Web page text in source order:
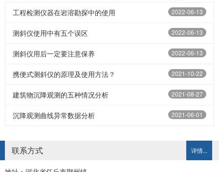
2022-06-13
工程检测仪器在岩溶勘探中的使用
2022-06-13
测斜仪使用中有五个误区
2022-06-13
测斜仪用后一定要注意保养
2021-10-22
携便式测斜仪的原理及使用方法？
2021-08-27
建筑物沉降观测的五种情况分析
2021-06-01
沉降观测曲线异常数据分析
详情...
联系方式